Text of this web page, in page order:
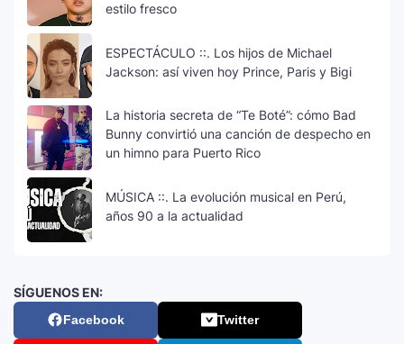
estilo fresco
ESPECTÁCULO ::. Los hijos de Michael
Jackson: así viven hoy Prince, Paris y Bigi
La historia secreta de “Te Boté”: cómo Bad
Bunny convirtió una canción de despecho en
un himno para Puerto Rico
MÚSICA ::. La evolución musical en Perú,
años 90 a la actualidad
SÍGUENOS EN:
Facebook Twitter